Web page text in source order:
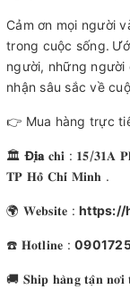
Cảm ơn mọi người
trong cuộc sống.
người, những người
nhận sâu sắc về
👉 Mua hàng trực
🏛Đ𝐢̣𝐚 𝐜𝐡𝐢̉ : 𝟏𝟓/𝟑𝟏𝐀
𝐓𝐏 𝐇𝐨̂̀ 𝐂𝐡𝐢́ 𝐌𝐢𝐧𝐡 .
🌍 𝐖𝐞𝐛𝐬𝐢𝐭𝐞 : https://
☎️ 𝐇𝐨𝐭𝐥𝐢𝐧𝐞 :
🚚 𝐒𝐡𝐢𝐩 𝐡𝐚̀𝐧𝐠 𝐭𝐚̣̂𝐧 𝐧𝐨̛𝐢